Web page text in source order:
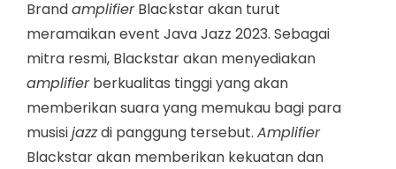
BrandamplifierBlackstar akan turut
meramaikan event Java Jazz 2023. Sebagai
mitra resmi, Blackstar akan menyediakan
amplifierberkualitas tinggi yang akan
memberikan suara yang memukau bagi para
musisijazzdi panggung tersebut. Amplifier
Blackstar akan memberikan kekuatan dan